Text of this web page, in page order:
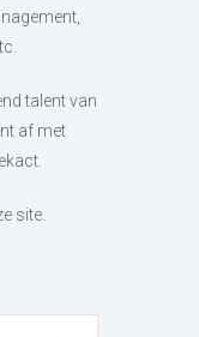
talent van
af met
site.